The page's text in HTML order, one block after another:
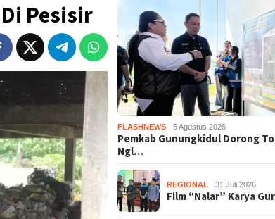
Pesisir
FLASHNEWS 6 Agustus 2026
Pemkab Gunungkidul Dorong
Ngl…
REGIONAL 31 Juli 2026
Film “Nalar” Karya